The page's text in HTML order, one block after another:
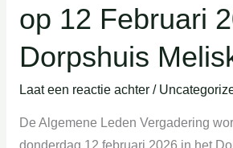
op 12 Februari
Dorpshuis
Laat een reactie achter /
De Algemene Leden Vergadering
donderdag 12 februari 2026 in het
12
Februari
2026
te
Dorpshuis
Meliskerke